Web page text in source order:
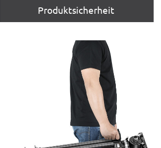
Produktsicherheit